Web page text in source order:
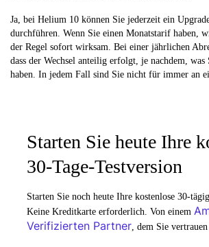
Ja, bei Helium 10 können Sie jederzeit ein
durchführen. Wenn Sie einen Monatstarif haben,
der Regel sofort wirksam. Bei einer jährlichen
dass der Wechsel anteilig erfolgt, je nachdem, was
haben. In jedem Fall sind Sie nicht für immer an
Starten Sie heute Ihre
30-Tage-Testversion
Starten Sie noch heute Ihre kostenlose 30-
Keine Kreditkarte erforderlich. Von einem
Verifizierten Partner , dem Sie